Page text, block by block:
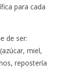
para cada
de ser:
miel,
repostería